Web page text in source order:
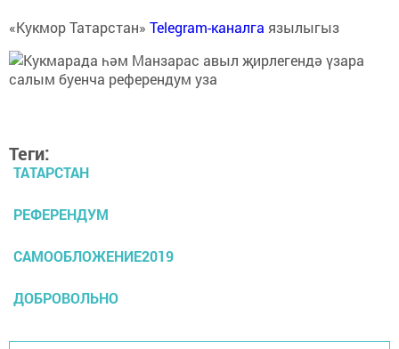
«Кукмор Татарстан» Telegram-каналга язылыгыз
Теги:
ТАТАРСТАН
РЕФЕРЕНДУМ
САМООБЛОЖЕНИЕ2019
ДОБРОВОЛЬНО